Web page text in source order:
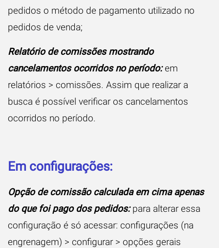
pedidos o método de pagamento utilizado no
pedidos de venda;
Relatório de comissões mostrando
cancelamentos ocorridos no período:em
relatórios > comissões. Assim que realizar a
busca é possível verificar os cancelamentos
ocorridos no período.
Em configurações:
Opção de comissão calculada em cima apenas
do que foi pago dos pedidos:para alterar essa
configuração é só acessar: configurações (na
engrenagem) > configurar > opções gerais